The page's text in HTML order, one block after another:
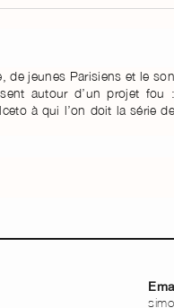
de jeunes Parisiens et le son
autour d’un projet fou :
à qui l’on doit la série de